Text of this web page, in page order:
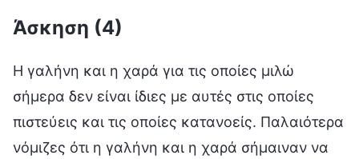
Άσκηση (4)
Η γαλήνη και η χαρά για τις οποίες μιλώ
σήμερα δεν είναι ίδιες με αυτές στις οποίες
πιστεύεις και τις οποίες κατανοείς. Παλαιότερα
νόμιζες ότι η γαλήνη και η χαρά σήμαιναν να